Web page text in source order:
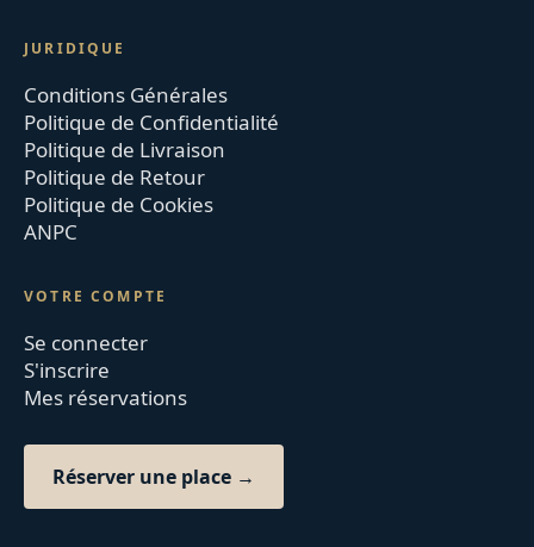
JURIDIQUE
Conditions Générales
Politique de Confidentialité
Politique de Livraison
Politique de Retour
Politique de Cookies
ANPC
VOTRE COMPTE
Se connecter
S'inscrire
Mes réservations
Réserver une place →